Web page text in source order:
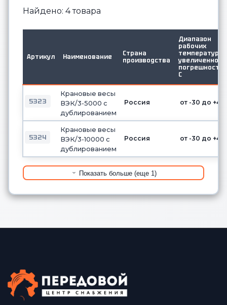
Найдено: 4 товара
Артикул Наименование
Страна
производства
Диапазон
рабочих
температур с
увеличенной
С
5323
Крановые весы
ВЭК/3-5000 с
дублированием
Россия от -30 до +40
5324
Крановые весы
ВЭК/3-10000 с
дублированием
Россия от -30 до +40
Показать больше (еще 1)